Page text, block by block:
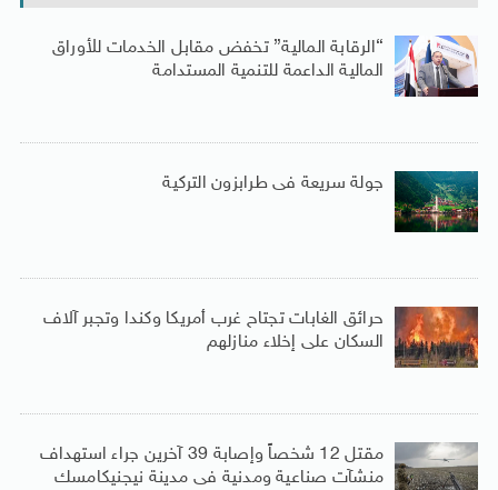
“الرقابة المالية” تخفض مقابل الخدمات للأوراق
المالية الداعمة للتنمية المستدامة
جولة سريعة فى طرابزون التركية
حرائق الغابات تجتاح غرب أمريكا وكندا وتجبر آلاف
السكان على إخلاء منازلهم
مقتل 12 شخصاً وإصابة 39 آخرين جراء استهداف
منشآت صناعية ومدنية فى مدينة نيجنيكامسك